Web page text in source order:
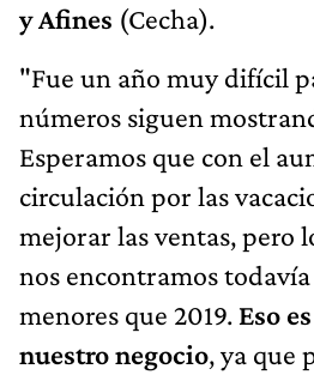
y Afines (Cecha).
"Fue un año muy difícil
números siguen
Esperamos que con el
circulación por las
mejorar las ventas, pero
nos encontramos
menores que 2019. Eso
nuestro negocio, ya que